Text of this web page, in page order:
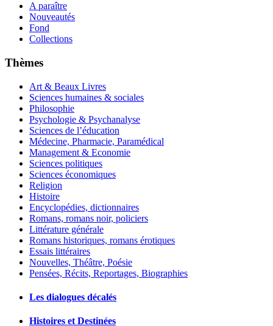
A paraître
Nouveautés
Fond
Collections
Thèmes
Art & Beaux Livres
Sciences humaines & sociales
Philosophie
Psychologie & Psychanalyse
Sciences de l’éducation
Médecine, Pharmacie, Paramédical
Management & Economie
Sciences politiques
Sciences économiques
Religion
Histoire
Encyclopédies, dictionnaires
Romans, romans noir, policiers
Littérature générale
Romans historiques, romans érotiques
Essais littéraires
Nouvelles, Théâtre, Poésie
Pensées, Récits, Reportages, Biographies
Les dialogues décalés
Histoires et Destinées